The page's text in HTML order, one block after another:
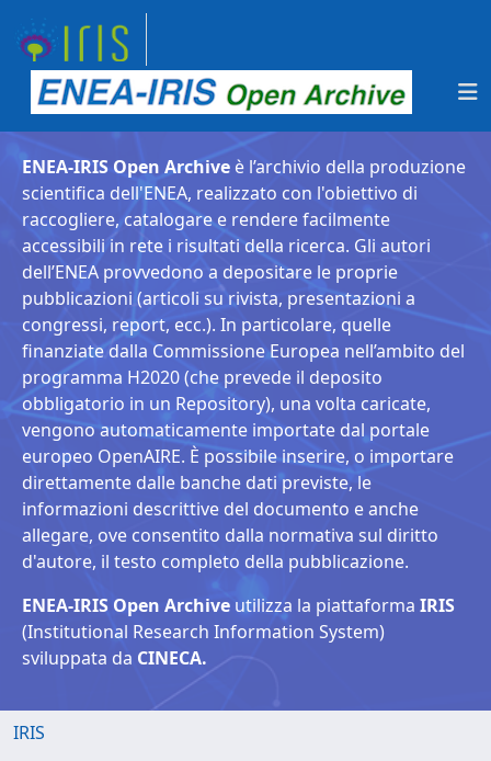
ENEA-IRIS Open Archive è l’archivio della produzione
scientifica dell'ENEA, realizzato con l'obiettivo di
raccogliere, catalogare e rendere facilmente
accessibili in rete i risultati della ricerca. Gli autori
dell’ENEA provvedono a depositare le proprie
pubblicazioni (articoli su rivista, presentazioni a
congressi, report, ecc.). In particolare, quelle
finanziate dalla Commissione Europea nell’ambito del
programma H2020 (che prevede il deposito
obbligatorio in un Repository), una volta caricate,
vengono automaticamente importate dal portale
europeo OpenAIRE. È possibile inserire, o importare
direttamente dalle banche dati previste, le
informazioni descrittive del documento e anche
allegare, ove consentito dalla normativa sul diritto
d'autore, il testo completo della pubblicazione.
ENEA-IRIS Open Archive utilizza la piattaforma IRIS
(Institutional Research Information System)
sviluppata da CINECA.
IRIS